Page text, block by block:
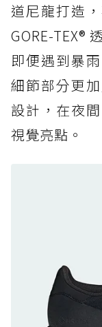
防水鞋推
復刻厚底
防水鞋推
黃靴同級
防水鞋推
黃靴同級頂
防水鞋
GORE-
全天候越
道尼龍打造
GORE-TEX®
即便遇到暴
細節部分更
設計，在夜
視覺亮點。